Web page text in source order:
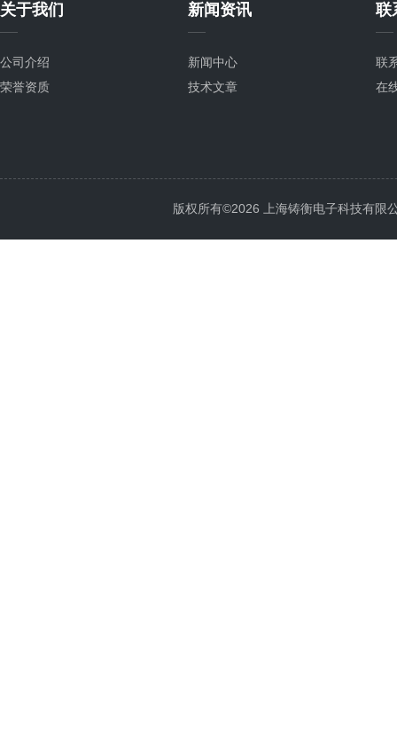
关于我们
公司介绍
荣誉资质
新闻资讯
新闻中心
技术文章
联
联
在
版权所有©2026 上海铸衡电子科技有